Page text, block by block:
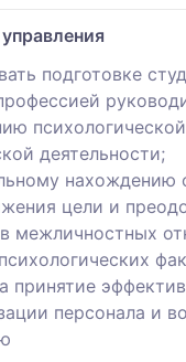
подготовке
деятельности;
нахождению
цели и
межличностных
принятие
персонала и